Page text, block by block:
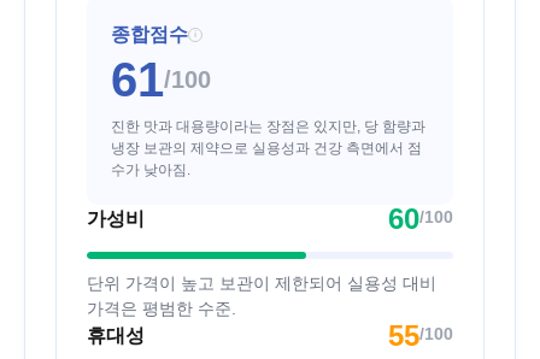
종합점수 i
61/100
진한 맛과 대용량이라는 장점은 있지만, 당 함량과
냉장 보관의 제약으로 실용성과 건강 측면에서 점
수가 낮아짐.
가성비 60/100
단위 가격이 높고 보관이 제한되어 실용성 대비
가격은 평범한 수준.
휴대성 55/100